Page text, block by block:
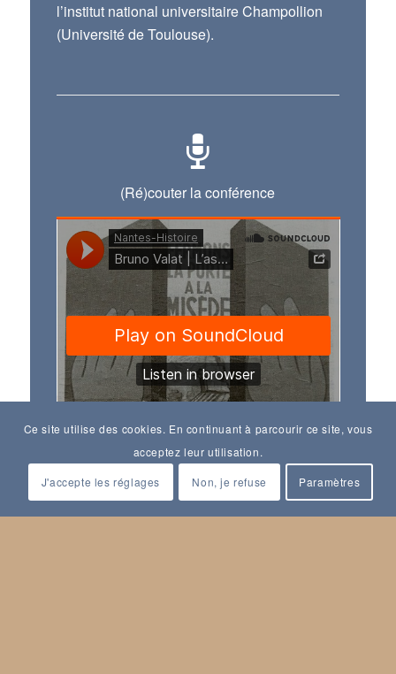
l’institut national universitaire Champollion
(Université de Toulouse).
(Ré)couter la conférence
Ce site utilise des cookies. En continuant à parcourir ce site, vous
acceptez leur utilisation.
J'accepte les réglages Non, je refuse Paramètres